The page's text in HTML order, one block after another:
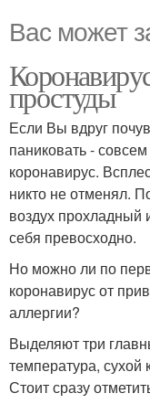
Вас может
простуды
Если Вы вдруг
паниковать -
коронавирус.
никто не отменял.
воздух
себя превосходно.
Но можно ли по
коронавирус от
аллергии?
Выделяют три
температура, сухой
Стоит сразу